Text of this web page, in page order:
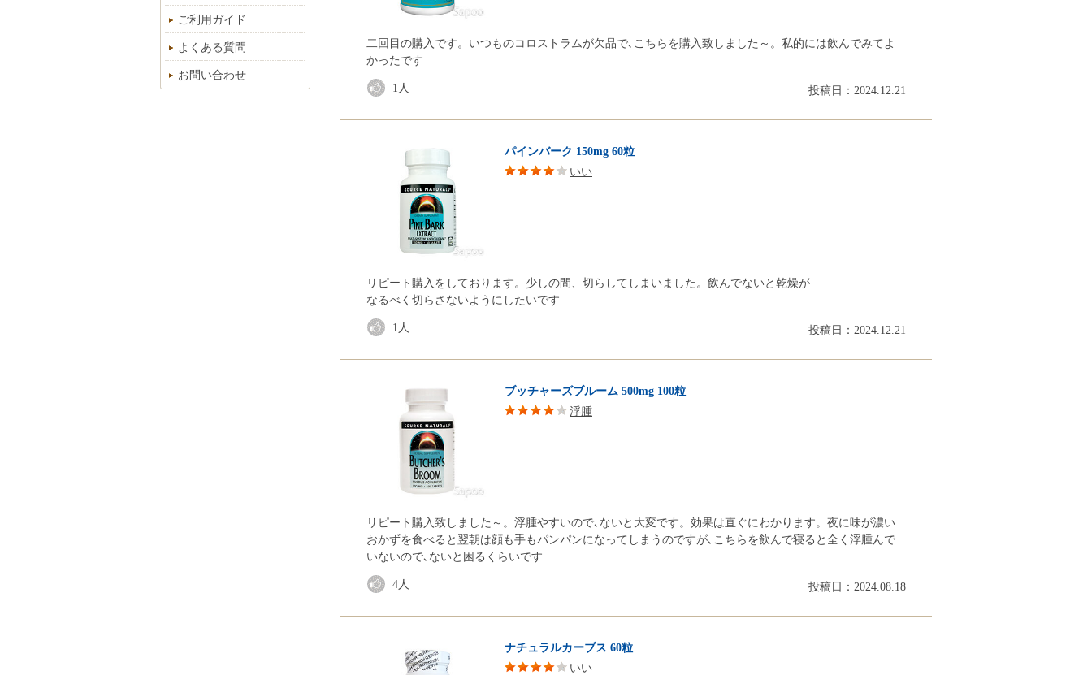
二回目の購入です。いつものコロストラムが欠品で､こちらを購入致しました～。私的には飲んでみてよ
かったです
投稿日：2024.12.21
1 人
パインバーク 150mg 60粒
いい
リピート購入をしております。少しの間、切らしてしまいました。飲んでないと乾燥が
なるべく切らさないようにしたいです
投稿日：2024.12.21
1 人
ブッチャーズブルーム 500mg 100粒
浮腫
リピート購入致しました～。浮腫やすいので､ないと大変です。効果は直ぐにわかります。夜に味が濃い
おかずを食べると翌朝は顔も手もパンパンになってしまうのですが､こちらを飲んで寝ると全く浮腫んで
いないので､ないと困るくらいです
投稿日：2024.08.18
4人
ナチュラルカーブス 60粒
いい
ご利用ガイド
よくある質問
お問い合わせ